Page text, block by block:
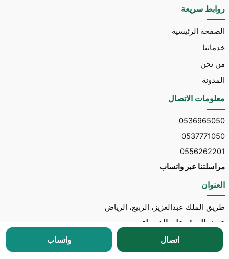
روابط سريعة
الصفحة الرئيسية
خدماتنا
من نحن
المدونة
معلومات الاتصال
0536965050
0537771050
0556262201
مراسلتنا عبر واتساب
العنوان
طريق الملك عبدالعزيز، الربيع، الرياض
عرض الموقع على الخريطة
مكتب توسط للاستقدام
اتصال واتساب